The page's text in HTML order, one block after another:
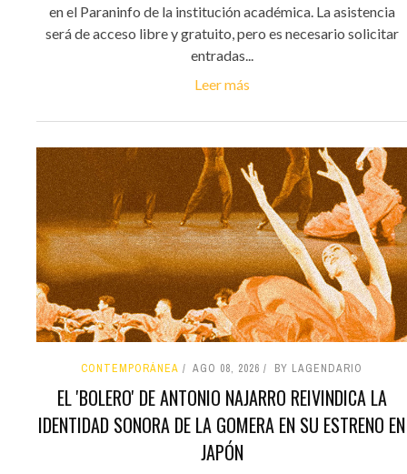
en el Paraninfo de la institución académica. La asistencia
será de acceso libre y gratuito, pero es necesario solicitar
entradas...
Leer más
CONTEMPORÁNEA AGO 08, 2026 BY LAGENDARIO
EL 'BOLERO' DE ANTONIO NAJARRO REIVINDICA LA
IDENTIDAD SONORA DE LA GOMERA EN SU ESTRENO EN
JAPÓN